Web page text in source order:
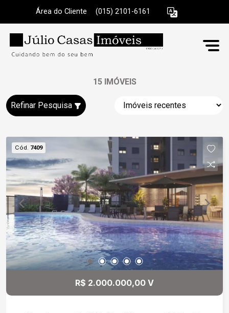
Área do Cliente (015) 2101-6161
15 IMÓVEIS
Refinar Pesquisa
Cód. 7409
R$ 2.000.000,00 V